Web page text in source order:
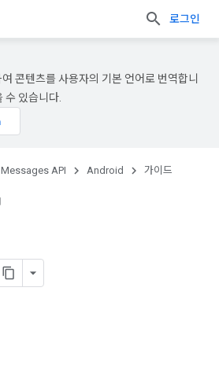
로그인
콘텐츠를 사용자의 기본 언어로 번역합니
수 있습니다.
Messages API Android 가이드